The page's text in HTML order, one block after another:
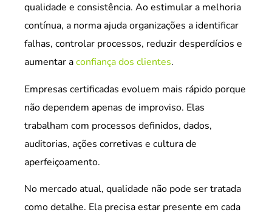
qualidade e consistência. Ao estimular a melhoria
contínua, a norma ajuda organizações a identificar
falhas, controlar processos, reduzir desperdícios e
aumentar aconfiança dos clientes.
Empresas certificadas evoluem mais rápido porque
não dependem apenas de improviso. Elas
trabalham com processos definidos, dados,
auditorias, ações corretivas e cultura de
aperfeiçoamento.
No mercado atual, qualidade não pode ser tratada
como detalhe. Ela precisa estar presente em cada